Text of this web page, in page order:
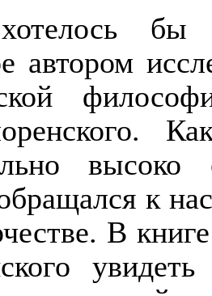
бы
автором
высоко
к
В
увидеть